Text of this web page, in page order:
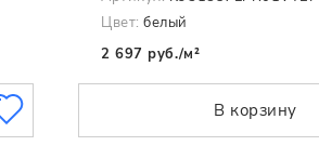
Цвет: белый
2 697 руб./м²
В корзину